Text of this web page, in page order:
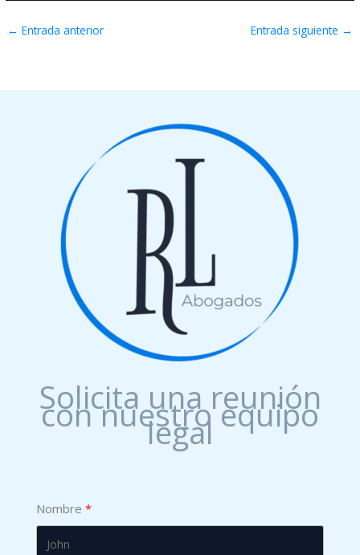
← Entrada anterior Entrada siguiente →
Solicita una reunión
con nuestro equipo
legal
Nombre